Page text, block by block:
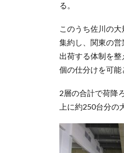
る。
このうち佐川の
集約し、関東の営
出荷する体制を
個の仕分けを可能
2層の合計で荷降
上に約250台分